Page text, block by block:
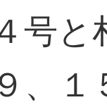
号
、